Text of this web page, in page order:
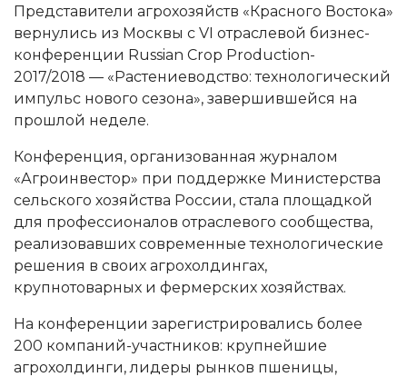
Представители агрохозяйств «Красного Востока»
вернулись из Москвы с VI отраслевой бизнес-
конференции Russian Crop Production-
2017/2018 — «Растениеводство: технологический
импульс нового сезона», завершившейся на
прошлой неделе.
Конференция, организованная журналом
«Агроинвестор» при поддержке Министерства
сельского хозяйства России, стала площадкой
для профессионалов отраслевого сообщества,
реализовавших современные технологические
решения в своих агрохолдингах,
крупнотоварных и фермерских хозяйствах.
На конференции зарегистрировались более
200 компаний-участников: крупнейшие
агрохолдинги, лидеры рынков пшеницы,